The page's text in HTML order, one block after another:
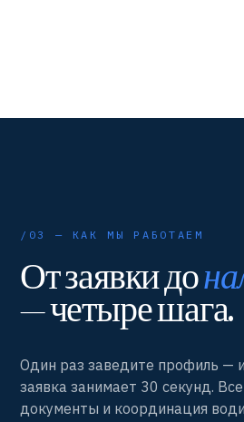
/03 — КАК МЫ РАБОТАЕМ
От заявки до
— четыре шага.
Один раз заведите профиль —
заявка занимает 30 секунд. Все
документы и координация